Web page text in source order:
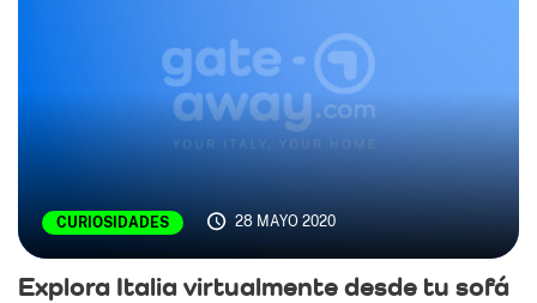
CURIOSIDADES 28 MAYO 2020
Explora Italia virtualmente desde tu sofá